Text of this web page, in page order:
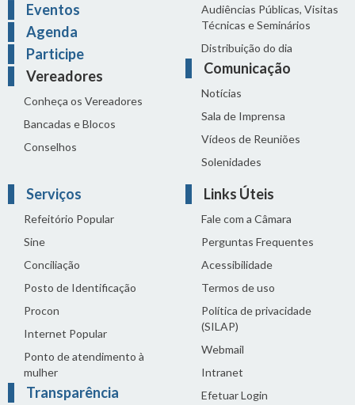
Eventos
Agenda
Participe
Vereadores
Conheça os Vereadores
Bancadas e Blocos
Conselhos
Audiências Públicas, Visitas
Técnicas e Seminários
Distribuição do dia
Comunicação
Notícias
Sala de Imprensa
Vídeos de Reuniões
Solenidades
Serviços
Refeitório Popular
Sine
Conciliação
Posto de Identificação
Procon
Internet Popular
Ponto de atendimento à
mulher
Transparência
Links Úteis
Fale com a Câmara
Perguntas Frequentes
Acessibilidade
Termos de uso
Política de privacidade
(SILAP)
Webmail
Intranet
Efetuar Login